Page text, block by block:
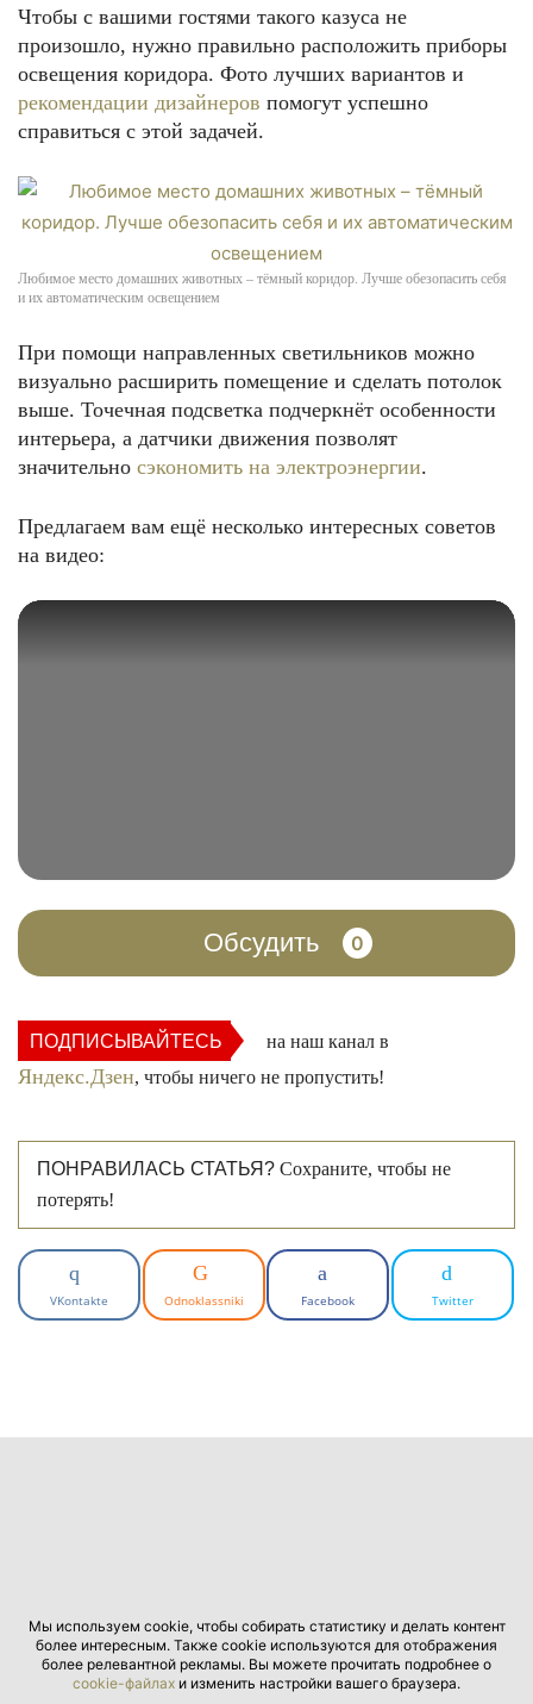
Чтобы с вашими гостями такого казуса не
произошло, нужно правильно расположить приборы
освещения коридора. Фото лучших вариантов и
рекомендации дизайнеров помогут успешно
справиться с этой задачей.
Любимое место домашних животных – тёмный коридор. Лучше обезопасить себя
и их автоматическим освещением
При помощи направленных светильников можно
визуально расширить помещение и сделать потолок
выше. Точечная подсветка подчеркнёт особенности
интерьера, а датчики движения позволят
значительно сэкономить на электроэнергии.
Предлагаем вам ещё несколько интересных советов
на видео:
Обсудить 0
ПОДПИСЫВАЙТЕСЬ на наш канал в
Яндекс.Дзен, чтобы ничего не пропустить!
ПОНРАВИЛАСЬ СТАТЬЯ? Сохраните, чтобы не
потерять!
VKontakte Odnoklassniki Facebook Twitter
Мы используем cookie, чтобы собирать статистику и делать контент
более интересным. Также cookie используются для отображения
более релевантной рекламы. Вы можете прочитать подробнее о
cookie-файлах и изменить настройки вашего браузера.